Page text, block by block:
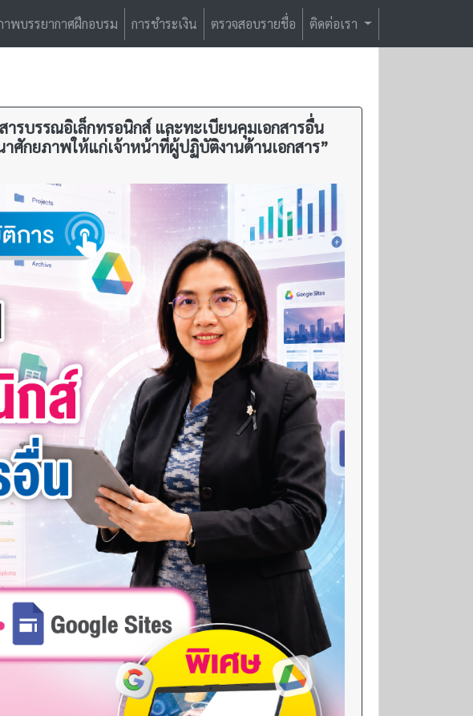
าพบรรยากาศฝึกอบรม การชำระเงิน ตรวจสอบรายชื่อ ติดต่อเรา
ารบรรณอิเล็กทรอนิกส์ และทะเบียนคุมเอกสารอื่น
าศักยภาพให้แก่เจ้าหน้าที่ผู้ปฏิบัติงานด้านเอกสาร”